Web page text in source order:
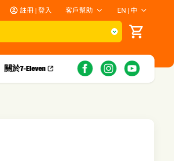
註冊 | 登入 客戶幫助 EN | 中
關於7-Eleven